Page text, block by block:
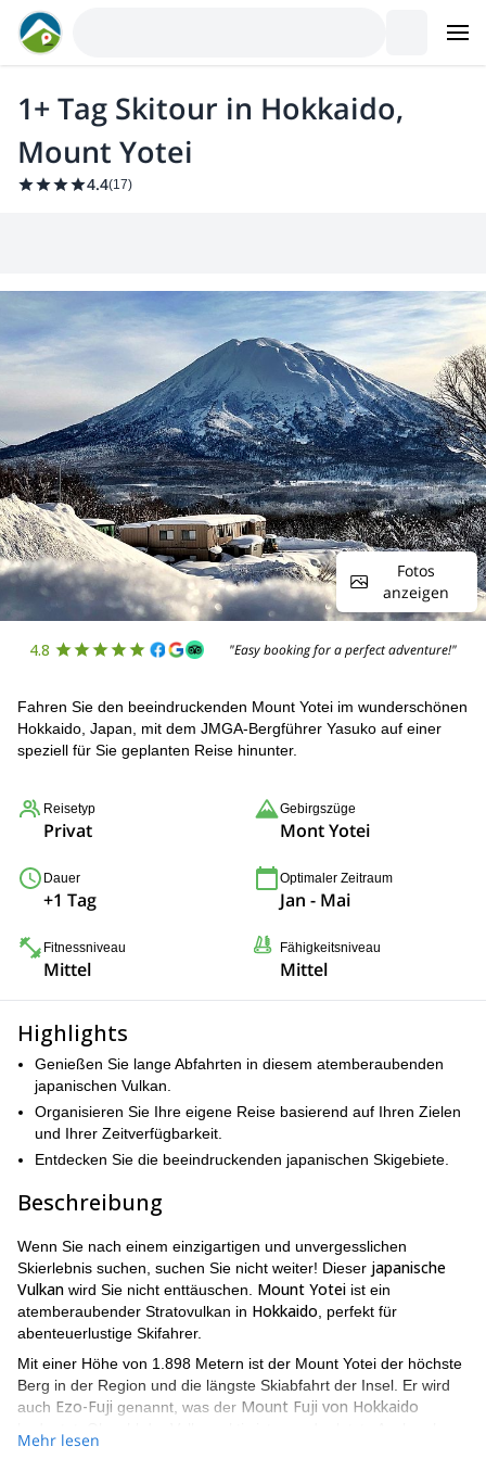
1+ Tag Skitour in Hokkaido,
Mount Yotei
4.4(17)
Fotos
anzeigen
4.8 "Easy booking for a perfect adventure!"
Fahren Sie den beeindruckenden Mount Yotei im wunderschönen
Hokkaido, Japan, mit dem JMGA-Bergführer Yasuko auf einer
speziell für Sie geplanten Reise hinunter.
Reisetyp
Privat
Gebirgszüge
Mont Yotei
Dauer
+1 Tag
Optimaler Zeitraum
Jan - Mai
Fitnessniveau
Mittel
Fähigkeitsniveau
Mittel
Highlights
Genießen Sie lange Abfahrten in diesem atemberaubenden
japanischen Vulkan.
Organisieren Sie Ihre eigene Reise basierend auf Ihren Zielen
und Ihrer Zeitverfügbarkeit.
Entdecken Sie die beeindruckenden japanischen Skigebiete.
Beschreibung
Wenn Sie nach einem einzigartigen und unvergesslichen
Skierlebnis suchen, suchen Sie nicht weiter! Dieser japanische
Vulkan wird Sie nicht enttäuschen. Mount Yotei ist ein
atemberaubender Stratovulkan in Hokkaido , perfekt für
abenteuerlustige Skifahrer.
Mit einer Höhe von 1.898 Metern ist der Mount Yotei der höchste
Berg in der Region und die längste Skiabfahrt der Insel. Er wird
auch Ezo-Fuji genannt, was der Mount Fuji von Hokkaido
6.000 Jahren.
Mehr lesen